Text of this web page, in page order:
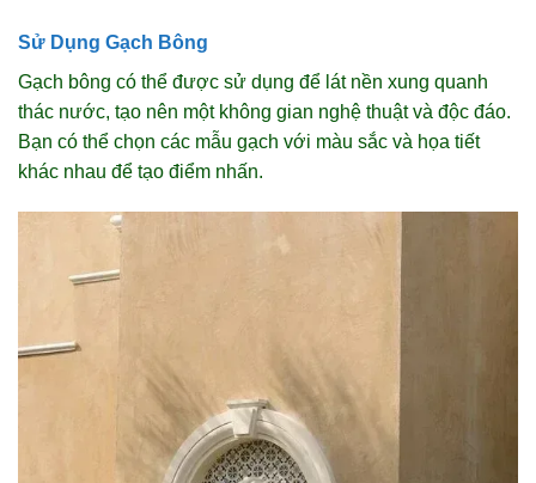
Sử Dụng Gạch Bông
Gạch bông có thể được sử dụng để lát nền xung quanh
thác nước, tạo nên một không gian nghệ thuật và độc đáo.
Bạn có thể chọn các mẫu gạch với màu sắc và họa tiết
khác nhau để tạo điểm nhấn.